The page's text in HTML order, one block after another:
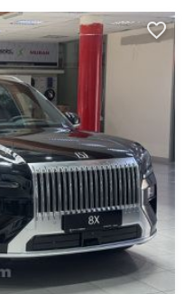
favorite_border